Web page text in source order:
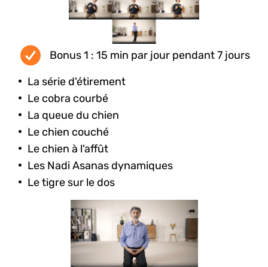
Bonus 1 : 15 min par jour pendant 7 jours
La série d'étirement
Le cobra courbé
La queue du chien
Le chien couché
Le chien à l'affût
Les Nadi Asanas dynamiques
Le tigre sur le dos